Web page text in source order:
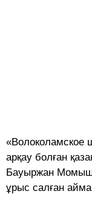
«Волоколамское
арқау болған
Бауыржан
ұрыс салған